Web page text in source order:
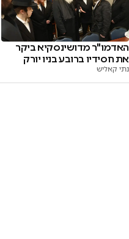
האדמו"ר מדושינסקיא ביקר
את חסידיו ברובע בניו יורק
נתי קאליש